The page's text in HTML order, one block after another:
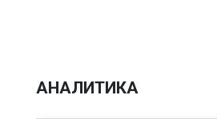
АНАЛИТИКА